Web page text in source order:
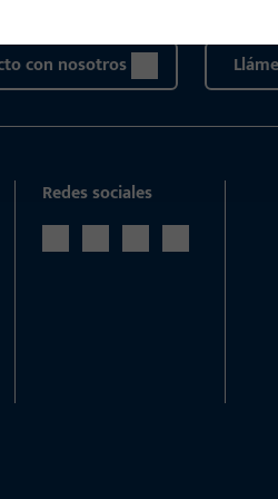
con nosotros
Redes sociales